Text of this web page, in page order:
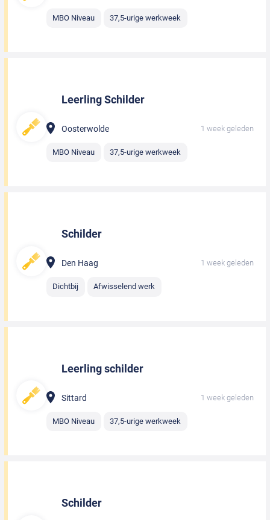
MBO Niveau 37,5-urige werkweek
Leerling Schilder
Oosterwolde 1 week geleden
MBO Niveau 37,5-urige werkweek
Schilder
Den Haag 1 week geleden
Dichtbij Afwisselend werk
Leerling schilder
Sittard 1 week geleden
MBO Niveau 37,5-urige werkweek
Schilder